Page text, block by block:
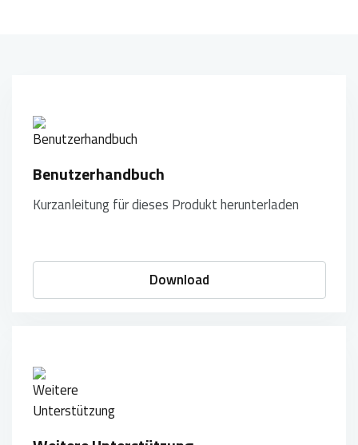
Benutzerhandbuch
Kurzanleitung für dieses Produkt herunterladen
Download